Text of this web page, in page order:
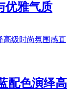
优雅气质
配色演绎高